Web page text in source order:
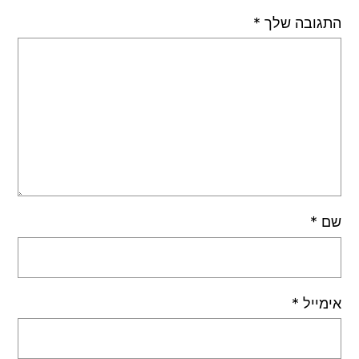
התגובה שלך *
שם *
אימייל *